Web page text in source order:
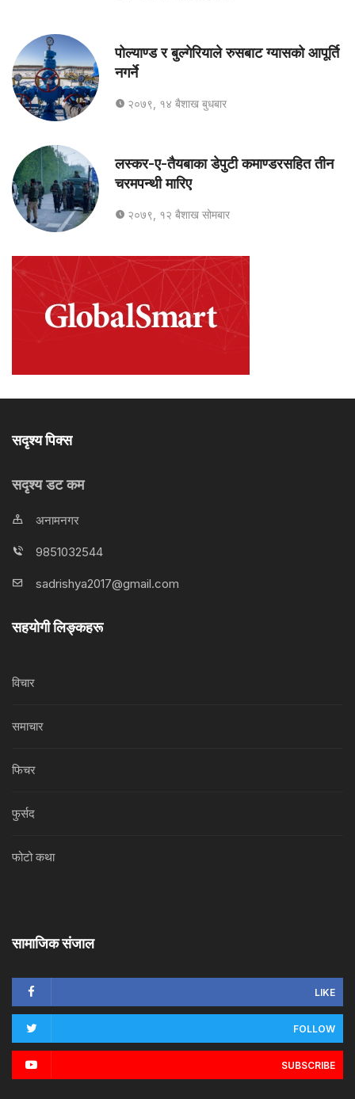
पोल्याण्ड र बुल्गेरियाले रुसबाट ग्यासको आपूर्ति
नगर्ने
२०७९, १४ बैशाख बुधबार
लस्कर-ए-तैयबाका डेपुटी कमाण्डरसहित तीन
चरमपन्थी मारिए
२०७९, १२ बैशाख सोमबार
सदृश्य पिक्स
सदृश्य डट कम
अनामनगर
9851032544
sadrishya2017@gmail.com
सहयोगी लिङ्कहरू
विचार
समाचार
फिचर
फुर्सद
फोटो कथा
सामाजिक संजाल
LIKE
FOLLOW
SUBSCRIBE